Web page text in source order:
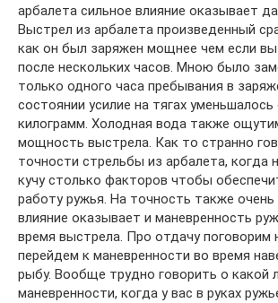
арбалета сильное влияние оказывает
Выстрел из арбалета произведенный
как он был заряжен мощнее чем если
после нескольких часов. Мною было
только одного часа пребывания в
состоянии усилие на тягах
килограмм. Холодная вода также
мощность выстрела. Как то странно
точности стрельбы из арбалета, когда
кучу столько факторов чтобы
работу ружья. На точность также
влияние оказывает и маневренность
время выстрела. Про отдачу поговорим
перейдем к маневренности во время
рыбу. Вообще трудно говорить о какой
маневренности, когда у вас в руках